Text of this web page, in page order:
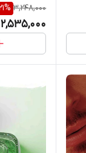
3,248,000
%
2,535,000